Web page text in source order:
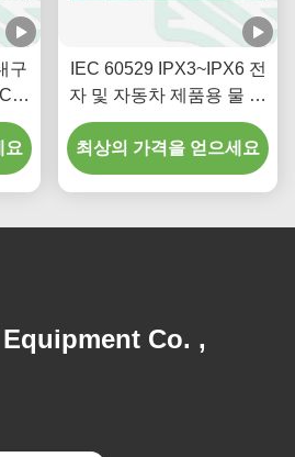
구
요
IEC 60529 IPX3~IPX6 전
자 및 자동차 제품용 물 스
프레이 테스트 장비
최상의 가격을 얻으세요
Co. ,